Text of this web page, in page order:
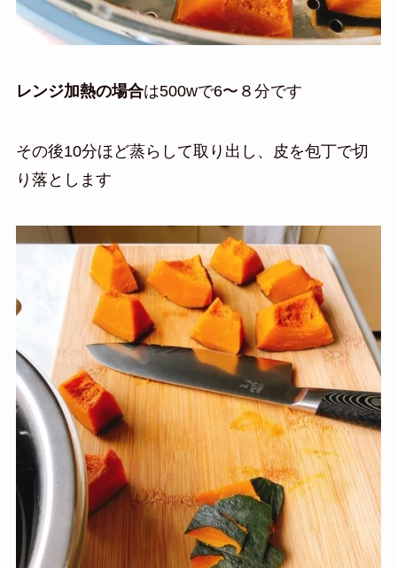
レンジ加熱の場合は500wで6〜８分です
その後10分ほど蒸らして取り出し、皮を包丁で切
り落とします